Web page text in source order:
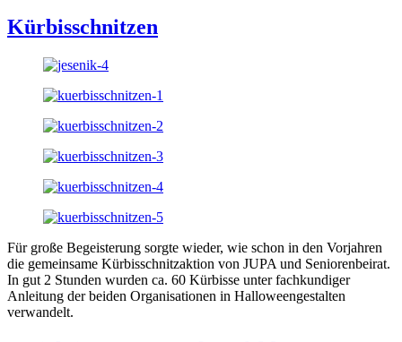
Kürbisschnitzen
Für große Begeisterung sorgte wieder, wie schon in den Vorjahren
die gemeinsame Kürbisschnitzaktion von JUPA und Seniorenbeirat.
In gut 2 Stunden wurden ca. 60 Kürbisse unter fachkundiger
Anleitung der beiden Organisationen in Halloweengestalten
verwandelt.